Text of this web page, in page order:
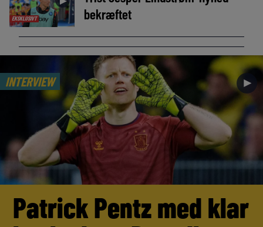
EKSKLUSIVT
bekræftet
INTERVIEW ►
Patrick Pentz med klar